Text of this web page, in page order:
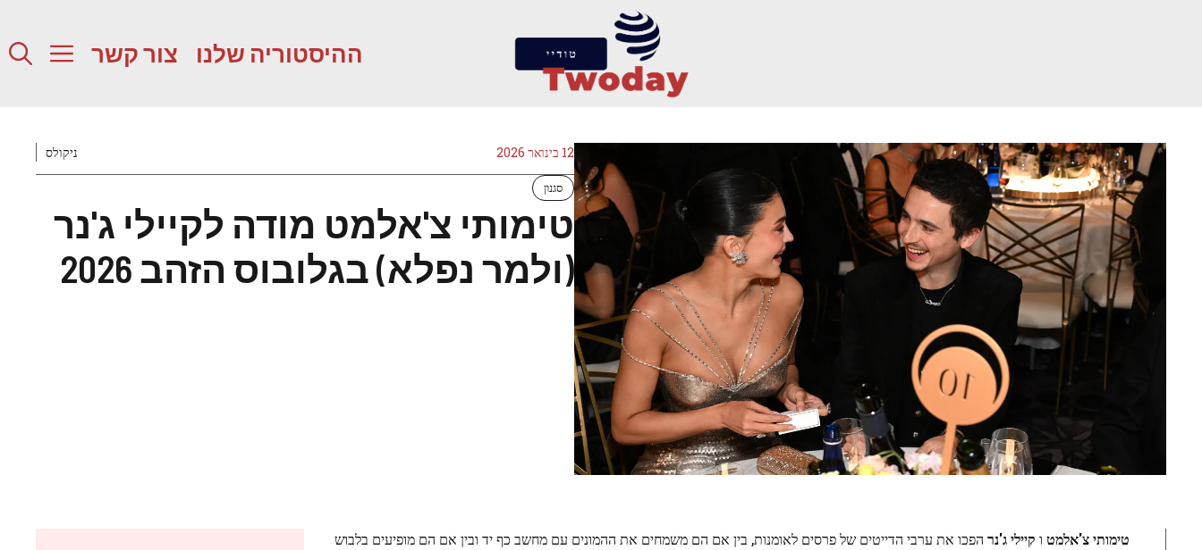
ההיסטוריה שלנו צור קשר
12 בינואר 2026 ניקולס
סגנון
טימותי צ'אלמט מודה לקיילי ג'נר
(ולמר נפלא) בגלובוס הזהב 2026
טימותי צ'אלמט ו קיילי ג'נר הפכו את ערבי הדייטים של פרסים לאומנות, בין אם הם משמחים את ההמונים עם מחשב כף יד ובין אם הם מופיעים בלבוש